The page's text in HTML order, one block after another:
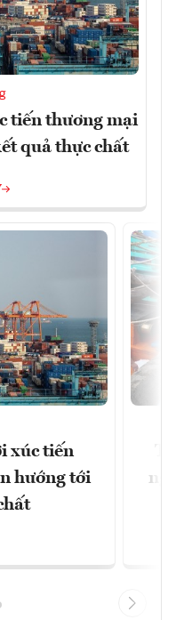
tiến thương mại
quả thực chất
xúc tiến
hướng tới